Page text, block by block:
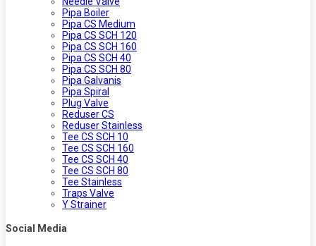
Pipa Boiler
Pipa CS Medium
Pipa CS SCH 120
Pipa CS SCH 160
Pipa CS SCH 40
Pipa CS SCH 80
Pipa Galvanis
Pipa Spiral
Plug Valve
Reduser CS
Reduser Stainless
Tee CS SCH 10
Tee CS SCH 160
Tee CS SCH 40
Tee CS SCH 80
Tee Stainless
Traps Valve
Y Strainer
Social Media